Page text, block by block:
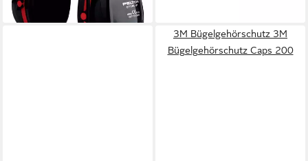
lieferbar - in 5-6 Werktagen bei dir
3M Bügelgehörschutz 3M
Bügelgehörschutz Caps 200